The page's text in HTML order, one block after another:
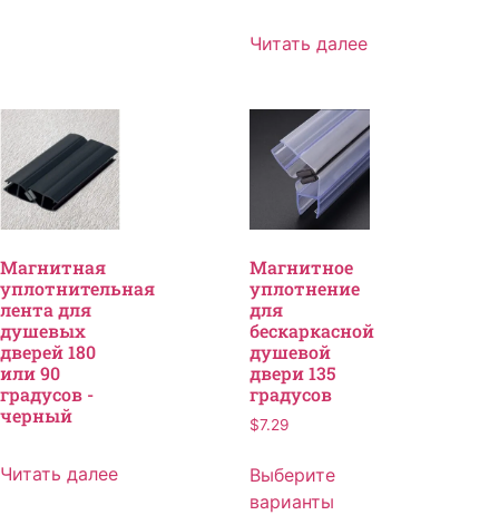
Читать далее
Магнитная
уплотнительная
лента для
душевых
дверей 180
или 90
градусов -
черный
Читать далее
Магнитное
уплотнение
для
бескаркасной
душевой
двери 135
градусов
$7.29
Выберите
варианты